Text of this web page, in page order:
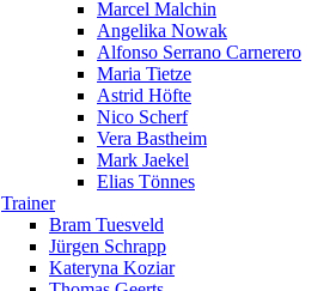
Marcel Malchin
Angelika Nowak
Alfonso Serrano Carnerero
Maria Tietze
Astrid Höfte
Nico Scherf
Vera Bastheim
Mark Jaekel
Elias Tönnes
Trainer
Bram Tuesveld
Jürgen Schrapp
Kateryna Koziar